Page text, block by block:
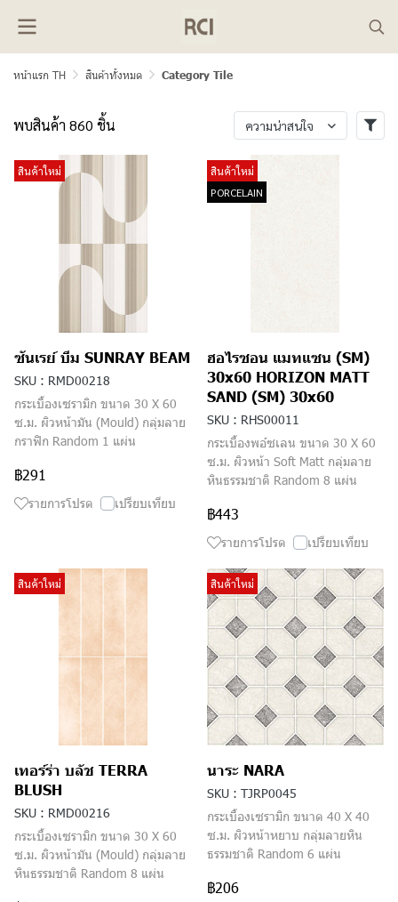
หน้าแรก TH สินค้าทั้งหมด Category Tile
พบสินค้า 860 ชิ้น ความน่าสนใจ
สินค้าใหม่
ซันเรย์ บีม SUNRAY BEAM
SKU : RMD00218
กระเบื้องเซรามิก ขนาด 30 X 60
ซ.ม. ผิวหน้ามัน (Mould) กลุ่มลาย
กราฟิก Random 1 แผ่น
฿291
รายการโปรด เปรียบเทียบ
สินค้าใหม่
PORCELAIN
ฮอไรซอน แมทแซน (SM)
30x60 HORIZON MATT
SAND (SM) 30x60
SKU : RHS00011
กระเบื้องพอ์ซเลน ขนาด 30 X 60
ซ.ม. ผิวหน้า Soft Matt กลุ่มลาย
หินธรรมชาติ Random 8 แผ่น
฿443
รายการโปรด เปรียบเทียบ
สินค้าใหม่
เทอร์ร่า บลัช TERRA
BLUSH
SKU : RMD00216
กระเบื้องเซรามิก ขนาด 30 X 60
ซ.ม. ผิวหน้ามัน (Mould) กลุ่มลาย
หินธรรมชาติ Random 8 แผ่น
สินค้าใหม่
นาระ NARA
SKU : TJRP0045
กระเบื้องเซรามิก ขนาด 40 X 40
ซ.ม. ผิวหน้าหยาบ กลุ่มลายหิน
ธรรมชาติ Random 6 แผ่น
฿206